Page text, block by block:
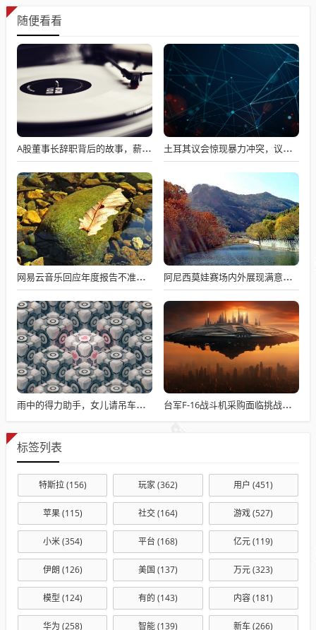
随便看看
A股董事长辞职背后的故事，薪资不满意引发争议 土耳其议会惊现暴力冲突，议员互撕引发全球瞩目
网易云音乐回应年度报告不准争议，数据与情感对接的精准之道 阿尼西莫娃赛场内外展现满意与期待，自信闪耀全场
雨中的得力助手，女儿请吊车助父母快速收玉米 台军F-16战斗机采购面临挑战与困境
标签列表
特斯拉(156) 玩家(362) 用户 (451)
苹果(115) 社交(164) 游戏(527)
小米(354) 平台 (168) 亿元(119)
伊朗 (126) 美国 (137) 万元(323)
模型(124) 有的 (143) 内容(181)
华为 (258) 智能(139) 新车(266)